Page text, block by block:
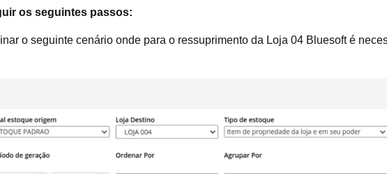
os seguintes passos:
o seguinte cenário onde para o ressuprimento da Loja 04 Bluesoft é